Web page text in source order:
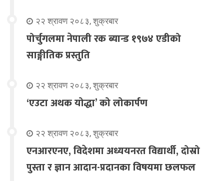
२२ श्रावण २०८३, शुक्रबार
पोर्चुगलमा नेपाली रक ब्यान्ड १९७४ एडीको
साङ्गीतिक प्रस्तुति
२२ श्रावण २०८३, शुक्रबार
‘एउटा अथक योद्धा’ को लोकार्पण
२२ श्रावण २०८३, शुक्रबार
एनआरएनए, विदेशमा अध्ययनरत विद्यार्थी, दोस्रो
पुस्ता र ज्ञान आदान-प्रदानका विषयमा छलफल